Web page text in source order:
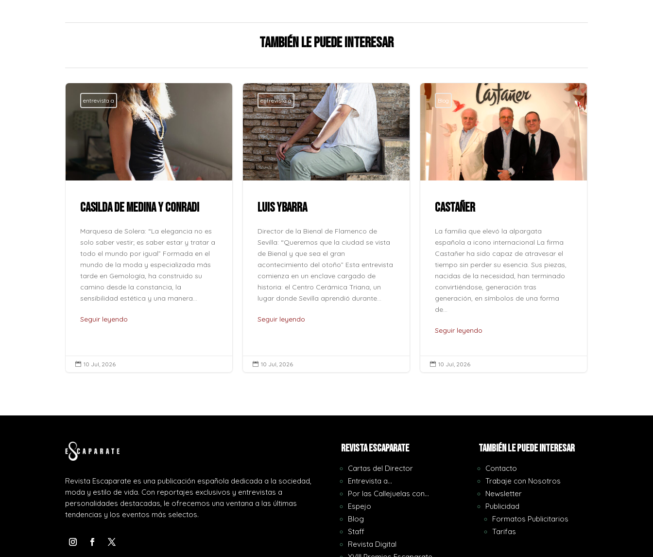
También le puede interesar
entrevista a
CASILDA DE MEDINA Y CONRADI
Marquesa de Solera: “La elegancia no es
solo saber vestir; es saber estar y tratar a
todo el mundo por igual” Formada en el
mundo de la moda y especializada más
tarde en Gemología, ha construido su
camino desde la constancia, la
sensibilidad estética y una manera...
Seguir leyendo
 10 Jul, 2026
entrevista a
LUIS YBARRA
Director de la Bienal de Flamenco de
Sevilla: “Queremos que la ciudad se vista
de Bienal y que sea el gran
acontecimiento del otoño” Esta entrevista
comienza en un enclave cargado de
historia: el Centro Cerámica Triana, un
lugar donde Sevilla aprendió durante...
Seguir leyendo
 10 Jul, 2026
Blog
CASTAÑER
La familia que elevó la alpargata
española a icono internacional La firma
Castañer ha sido capaz de atravesar el
tiempo sin perder su esencia. Sus piezas,
nacidas de la necesidad, han terminado
convirtiéndose, generación tras
generación, en símbolos de una forma
de...
Seguir leyendo
 10 Jul, 2026
Revista Escaparate es una publicación española dedicada a la sociedad,
moda y estilo de vida. Con reportajes exclusivos y entrevistas a
personalidades destacadas, le ofrecemos una ventana a las últimas
tendencias y los eventos más selectos.
REVISTA ESCAPARATE
Cartas del Director
Entrevista a…
Por las Callejuelas con…
Espejo
Blog
Staff
Revista Digital
También le puede interesar
Contacto
Trabaje con Nosotros
Newsletter
Publicidad
Formatos Publicitarios
Tarifas